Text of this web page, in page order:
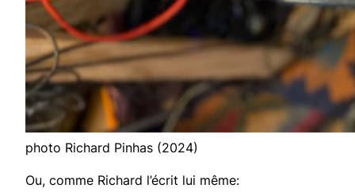
photo Richard Pinhas (2024)
Ou, comme Richard l’écrit lui même: